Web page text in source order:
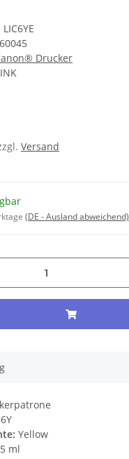
LIC6YE
Drucker
Versand
(DE - Ausland abweichend)
Yellow
ml